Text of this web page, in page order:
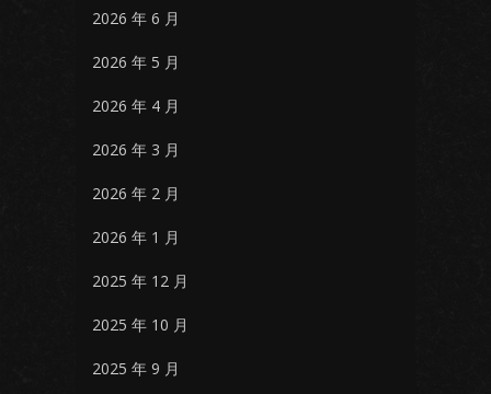
2026 年 6 月
2026 年 5 月
2026 年 4 月
2026 年 3 月
2026 年 2 月
2026 年 1 月
2025 年 12 月
2025 年 10 月
2025 年 9 月